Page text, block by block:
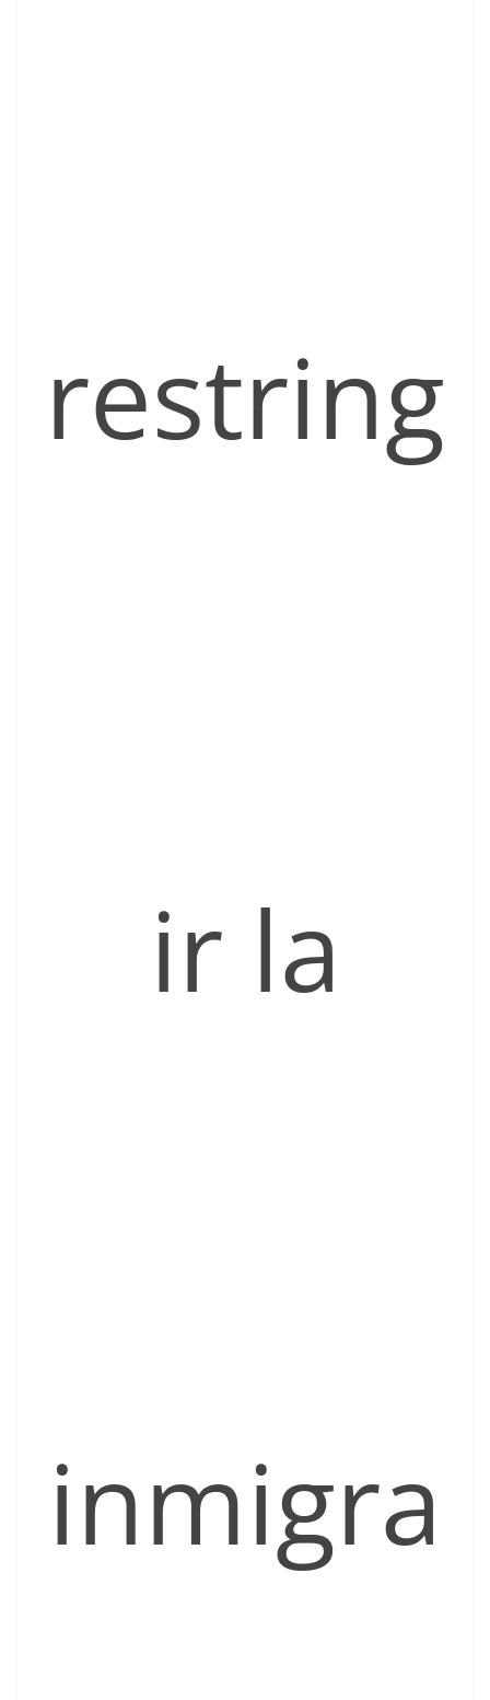
restring
ir la
inmigra